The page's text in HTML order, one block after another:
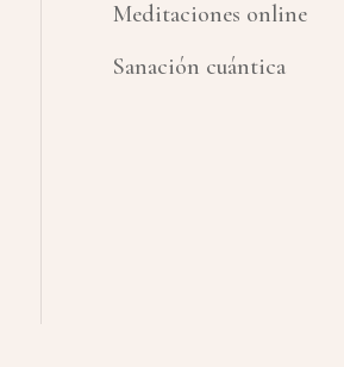
Meditaciones online
Sanación cuántica